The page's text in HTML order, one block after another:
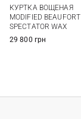
КУРТКА ВОЩЕНАЯ
MODIFIED BEAUFORT
SPECTATOR WAX
29 800 грн